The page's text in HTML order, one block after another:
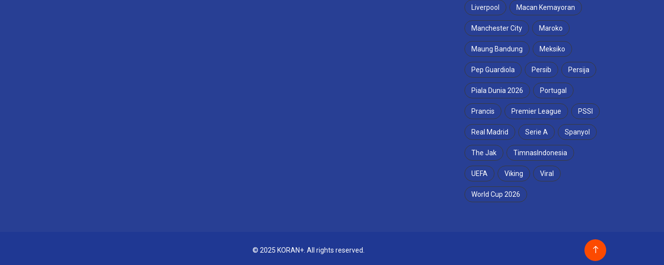
Liverpool Macan Kemayoran
Manchester City Maroko
Maung Bandung Meksiko
Pep Guardiola Persib Persija
Piala Dunia 2026 Portugal
Prancis Premier League PSSI
Real Madrid Serie A Spanyol
The Jak TimnasIndonesia
UEFA Viking Viral
World Cup 2026
© 2025 KORAN+. All rights reserved.